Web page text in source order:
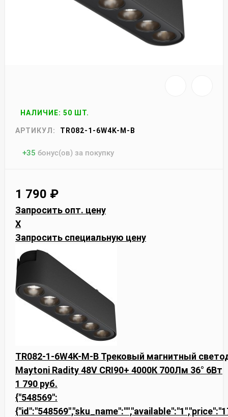
НАЛИЧИЕ: 50 ШТ.
АРТИКУЛ: TR082-1-6W4K-M-B
+35 бонус(ов) за покупку
1 790 ₽
Запросить опт. цену
X
Запросить специальную цену
TR082-1-6W4K-M-B Трековый магнитный
Maytoni Radity 48V CRI90+ 4000К 700Лм 36° 6Вт
1 790 руб.
{"548569":